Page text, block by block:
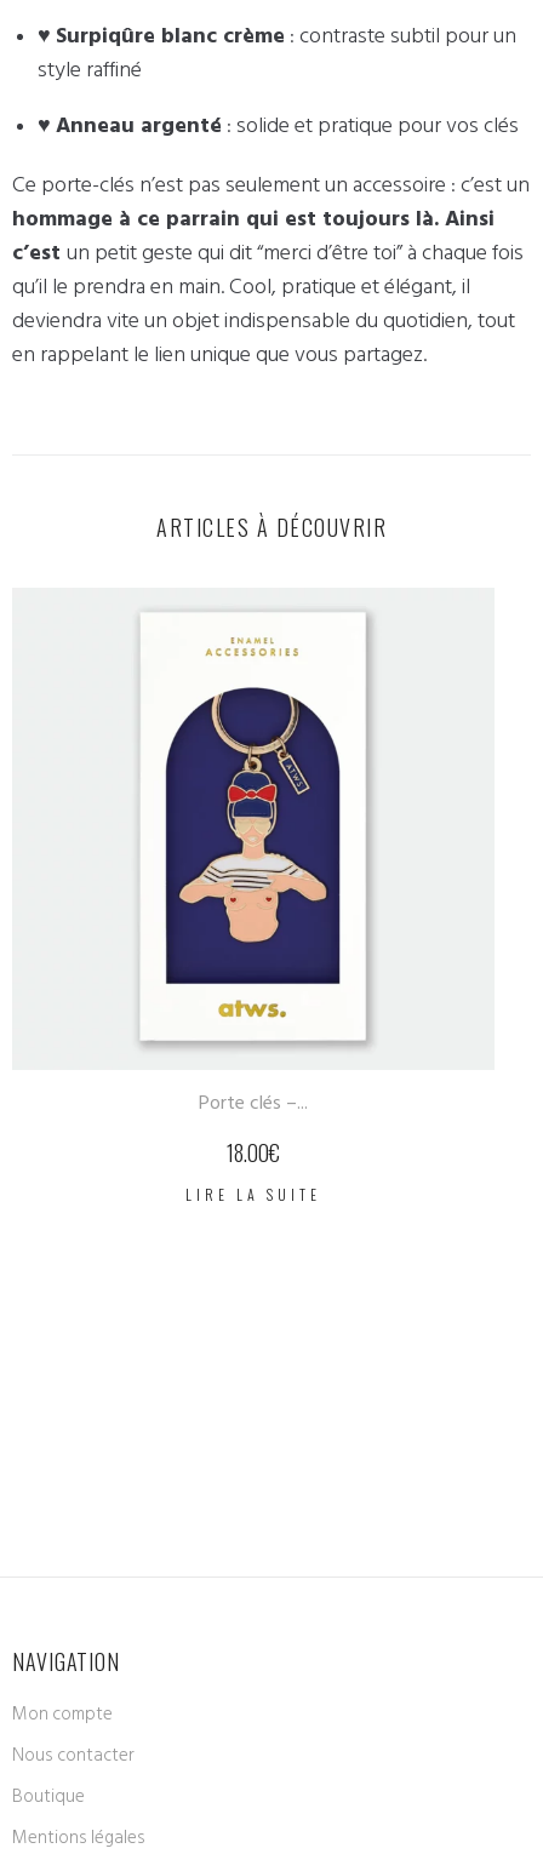
♥ Surpiqûre blanc crème : contraste subtil pour un
style raffiné
♥Anneau argenté : solide et pratique pour vos clés
Ce porte-clés n’est pas seulement un accessoire : c’est un
hommage à ce parrain qui est toujours là. Ainsi
c’est un petit geste qui dit “merci d’être toi” à chaque fois
qu’il le prendra en main. Cool, pratique et élégant, il
deviendra vite un objet indispensable du quotidien, tout
en rappelant le lien unique que vous partagez.
ARTICLES À DÉCOUVRIR
Porte clés –...
18.00€
LIRE LA SUITE
NAVIGATION
Mon compte
Nous contacter
Boutique
Mentions légales